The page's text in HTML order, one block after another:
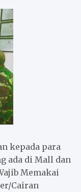
kepada para
ada di Mall dan
Memakai
Cairan